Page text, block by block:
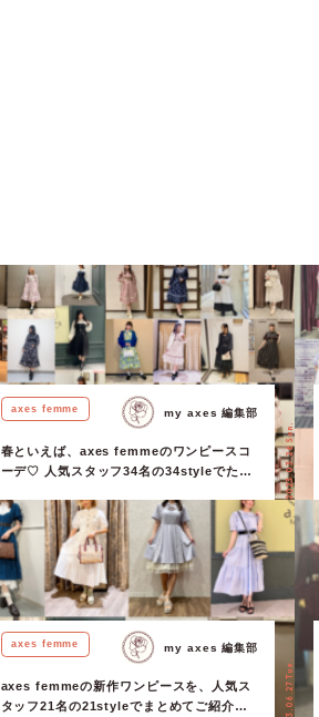
axes femme
春といえば、axes femmeのワンピースコ
ーデ♡ 人気スタッフ34名の34styleでたっ
2023.03.26 Sun.
my axes 編集部
axes femme
axes femmeの新作ワンピースを、人気ス
タッフ21名の21styleでまとめてご紹介
2023.06.27 Tue.
my axes 編集部